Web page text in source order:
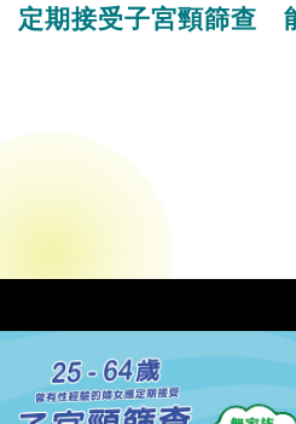
定期接受子宮頸篩查